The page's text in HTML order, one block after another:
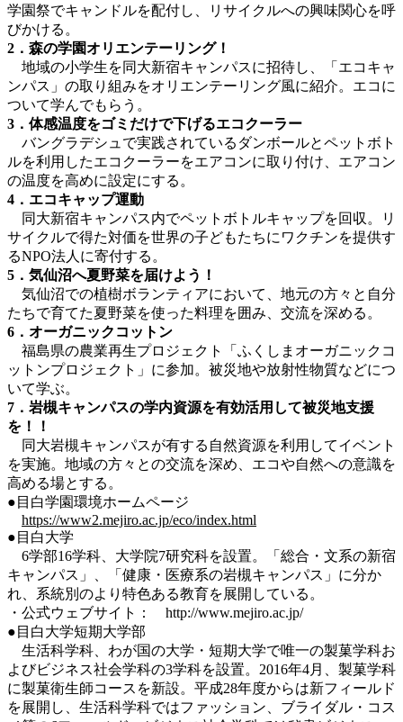
学園祭でキャンドルを配付し、リサイクルへの興味関心を呼
びかける。
2．森の学園オリエンテーリング！
地域の小学生を同大新宿キャンパスに招待し、「エコキャ
ンパス」の取り組みをオリエンテーリング風に紹介。エコに
ついて学んでもらう。
3．体感温度をゴミだけで下げるエコクーラー
バングラデシュで実践されているダンボールとペットボト
ルを利用したエコクーラーをエアコンに取り付け、エアコン
の温度を高めに設定にする。
4．エコキャップ運動
同大新宿キャンパス内でペットボトルキャップを回収。リ
サイクルで得た対価を世界の子どもたちにワクチンを提供す
るNPO法人に寄付する。
5．気仙沼へ夏野菜を届けよう！
気仙沼での植樹ボランティアにおいて、地元の方々と自分
たちで育てた夏野菜を使った料理を囲み、交流を深める。
6．オーガニックコットン
福島県の農業再生プロジェクト「ふくしまオーガニックコ
ットンプロジェクト」に参加。被災地や放射性物質などにつ
いて学ぶ。
7．岩槻キャンパスの学内資源を有効活用して被災地支援
を！！
同大岩槻キャンパスが有する自然資源を利用してイベント
を実施。地域の方々との交流を深め、エコや自然への意識を
高める場とする。
●目白学園環境ホームページ
https://www2.mejiro.ac.jp/eco/index.html
●目白大学
6学部16学科、大学院7研究科を設置。「総合・文系の新宿
キャンパス」、「健康・医療系の岩槻キャンパス」に分か
れ、系統別のより特色ある教育を展開している。
・公式ウェブサイト： http://www.mejiro.ac.jp/
●目白大学短期大学部
生活科学科、わが国の大学・短期大学で唯一の製菓学科お
よびビジネス社会学科の3学科を設置。2016年4月、製菓学科
に製菓衛生師コースを新設。平成28年度からは新フィールド
を展開し、生活科学科ではファッション、ブライダル・コス